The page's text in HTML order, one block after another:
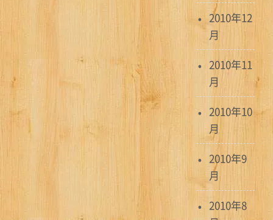
2010年12
月
2010年11
月
2010年10
月
2010年9
月
2010年8